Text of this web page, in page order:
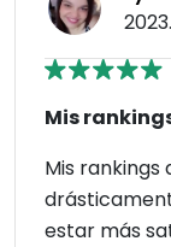
Mis
Mis rankings
estar más